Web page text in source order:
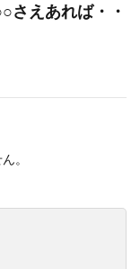
さえあれば・・
。